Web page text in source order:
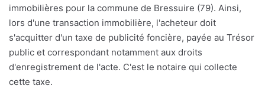
immobilières pour la commune de Bressuire (79). Ainsi,
lors d'une transaction immobilière, l'acheteur doit
s'acquitter d'un taxe de publicité foncière, payée au Trésor
public et correspondant notamment aux droits
d'enregistrement de l'acte. C'est le notaire qui collecte
cette taxe.